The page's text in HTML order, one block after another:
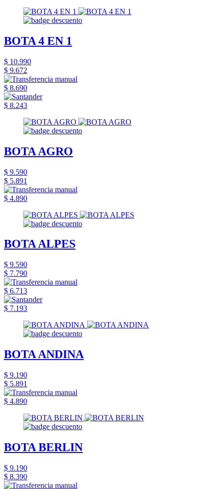
BOTA 4 EN 1
$ 10.990
$ 9.672
$ 8.690
$ 8.243
BOTA AGRO
$ 9.590
$ 5.891
$ 4.890
BOTA ALPES
$ 9.590
$ 7.790
$ 6.713
$ 7.193
BOTA ANDINA
$ 9.190
$ 5.891
$ 4.890
BOTA BERLIN
$ 9.190
$ 8.390